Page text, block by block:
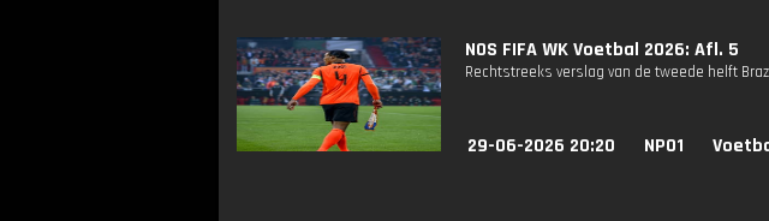
NOS FIFA WK Voetbal 2026: Afl. 5
Rechtstreeks verslag van de tweede helft
29-06-2026 20:20 NPO1